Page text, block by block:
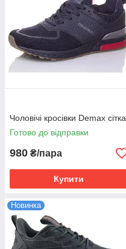
Чоловічі кросівки Demax сітка
Готово до відправки
980 ₴/пара
Купити
Новинка